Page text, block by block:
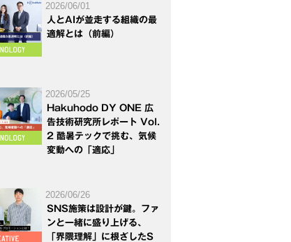
2026/06/01
人とAIが並走する組織の最
適解とは（前編）
2026/05/25
Hakuhodo DY ONE 広
告技術研究所レポート Vol.
2 酷暑テックで挑む、気候
変動への「適応」
2026/06/26
SNS施策は設計が鍵。ファ
ンと一緒に盛り上げる、
「界隈理解」に根ざしたS